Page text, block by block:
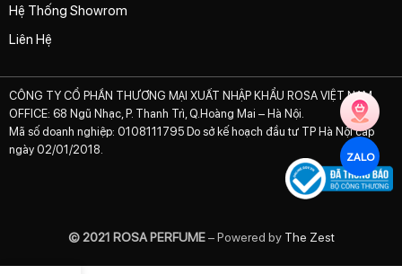
ZALO
Hệ Thống Showrom
Liên Hệ
CÔNG TY CỔ PHẦN THƯƠNG MẠI XUẤT NHẬP KHẨU ROSA VIỆT NAM
OFFICE: 68 Ngũ Nhạc, P. Thanh Trì, Q.Hoàng Mai – Hà Nội.
Mã số doanh nghiệp: 0108111795 Do sở kế hoạch đầu tư TP Hà Nội cấp
ngày 02/01/2018.
© 2021 ROSA PERFUME– Powered byThe Zest